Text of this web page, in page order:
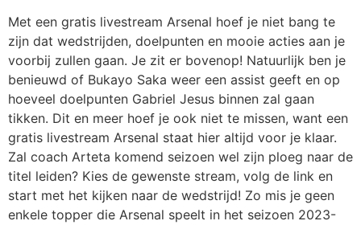
Met een gratis livestream Arsenal hoef je niet bang te
zijn dat wedstrijden, doelpunten en mooie acties aan je
voorbij zullen gaan. Je zit er bovenop! Natuurlijk ben je
benieuwd of Bukayo Saka weer een assist geeft en op
hoeveel doelpunten Gabriel Jesus binnen zal gaan
tikken. Dit en meer hoef je ook niet te missen, want een
gratis livestream Arsenal staat hier altijd voor je klaar.
Zal coach Arteta komend seizoen wel zijn ploeg naar de
titel leiden? Kies de gewenste stream, volg de link en
start met het kijken naar de wedstrijd! Zo mis je geen
enkele topper die Arsenal speelt in het seizoen 2023-